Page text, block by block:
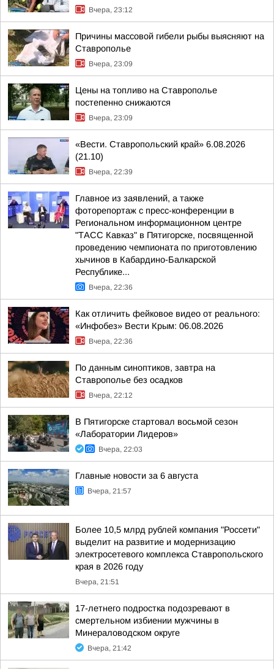
Вчера, 23:12
Причины массовой гибели рыбы выясняют на
Ставрополье
Вчера, 23:09
Цены на топливо на Ставрополье
постепенно снижаются
Вчера, 23:09
«Вести. Ставропольский край» 6.08.2026
(21.10)
Вчера, 22:39
Главное из заявлений, а также
фоторепортаж с пресс-конференции в
Региональном информационном центре
"ТАСС Кавказ" в Пятигорске, посвященной
проведению чемпионата по приготовлению
хычинов в Кабардино-Балкарской
Республике...
Вчера, 22:36
Как отличить фейковое видео от реального:
«Инфобез» Вести Крым: 06.08.2026
Вчера, 22:36
По данным синоптиков, завтра на
Ставрополье без осадков
Вчера, 22:12
В Пятигорске стартовал восьмой сезон
«Лаборатории Лидеров»
Вчера, 22:03
Главные новости за 6 августа
Вчера, 21:57
Более 10,5 млрд рублей компания "Россети"
выделит на развитие и модернизацию
электросетевого комплекса Ставропольского
края в 2026 году
Вчера, 21:51
17-летнего подростка подозревают в
смертельном избиении мужчины в
Минераловодском округе
Вчера, 21:42